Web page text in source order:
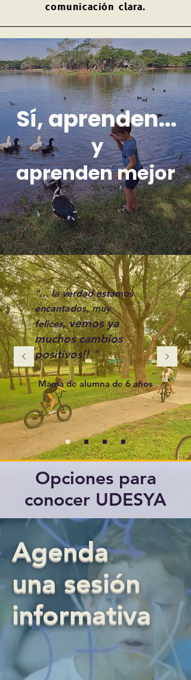
comunicación clara.
Sí, aprenden...
y
aprenden mejor
"...la verdad estamos
encantados, muy
felices,vemos ya
muchos cambios
positivos!! "
Mamá de alumna de 6 años
Opciones para
conocer UDESYA
Agenda
una sesión
informativa